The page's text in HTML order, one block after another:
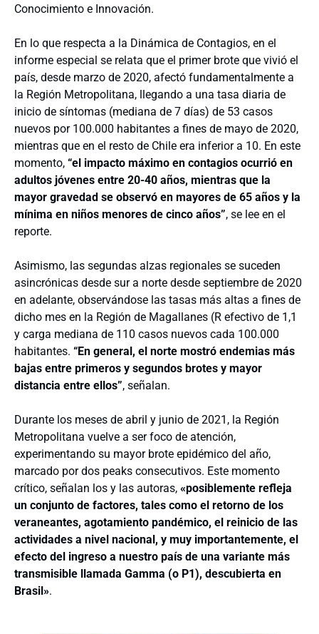
Conocimiento e Innovación.
En lo que respecta a la Dinámica de Contagios, en el
informe especial se relata que el primer brote que vivió el
país, desde marzo de 2020, afectó fundamentalmente a
la Región Metropolitana, llegando a una tasa diaria de
inicio de síntomas (mediana de 7 días) de 53 casos
nuevos por 100.000 habitantes a fines de mayo de 2020,
mientras que en el resto de Chile era inferior a 10. En este
momento, “el impacto máximo en contagios ocurrió en
adultos jóvenes entre 20-40 años, mientras que la
mayor gravedad se observó en mayores de 65 años y la
mínima en niños menores de cinco años”, se lee en el
reporte.
Asimismo, las segundas alzas regionales se suceden
asincrónicas desde sur a norte desde septiembre de 2020
en adelante, observándose las tasas más altas a fines de
dicho mes en la Región de Magallanes (R efectivo de 1,1
y carga mediana de 110 casos nuevos cada 100.000
habitantes. “En general, el norte mostró endemias más
bajas entre primeros y segundos brotes y mayor
distancia entre ellos”, señalan.
Durante los meses de abril y junio de 2021, la Región
Metropolitana vuelve a ser foco de atención,
experimentando su mayor brote epidémico del año,
marcado por dos peaks consecutivos. Este momento
crítico, señalan los y las autoras, «posiblemente refleja
un conjunto de factores, tales como el retorno de los
veraneantes, agotamiento pandémico, el reinicio de las
actividades a nivel nacional, y muy importantemente, el
efecto del ingreso a nuestro país de una variante más
transmisible llamada Gamma (o P1), descubierta en
Brasil».